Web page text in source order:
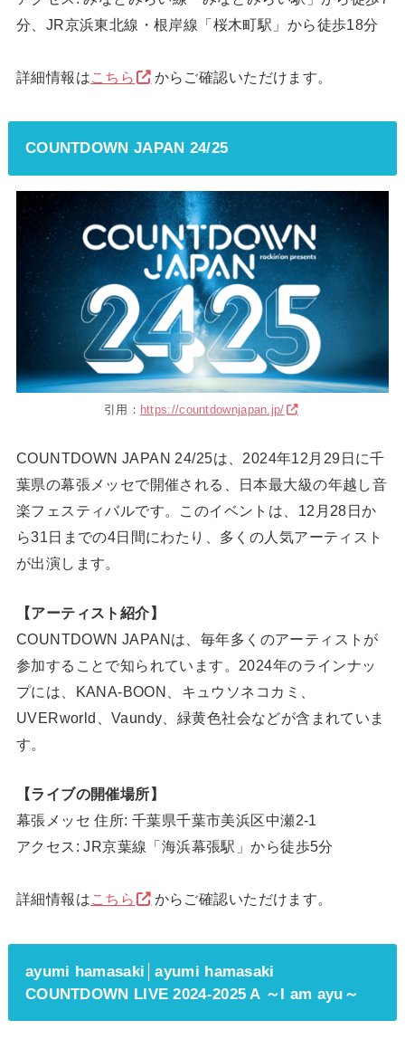
分、JR京浜東北線・根岸線「桜木町駅」から徒歩18分
詳細情報は こちら からご確認いただけます。
COUNTDOWN JAPAN 24/25
引用： https://countdownjapan.jp/
COUNTDOWN JAPAN 24/25は、2024年12月29日に千
葉県の幕張メッセで開催される、日本最大級の年越し音
楽フェスティバルです。このイベントは、12月28日か
ら31日までの4日間にわたり、多くの人気アーティスト
が出演します。
【アーティスト紹介】
COUNTDOWN JAPANは、毎年多くのアーティストが
参加することで知られています。2024年のラインナッ
プには、KANA-BOON、キュウソネコカミ、
UVERworld、Vaundy、緑黄色社会などが含まれていま
す。
【ライブの開催場所】
幕張メッセ 住所: 千葉県千葉市美浜区中瀬2-1
アクセス: JR京葉線「海浜幕張駅」から徒歩5分
詳細情報はこちら からご確認いただけます。
ayumi hamasaki│ayumi hamasaki
COUNTDOWN LIVE 2024-2025 A ～I am ayu～